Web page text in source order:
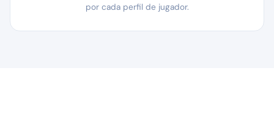
por cada perfil de jugador.